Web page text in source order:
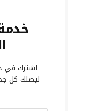
اشترك في
ليصلك كل